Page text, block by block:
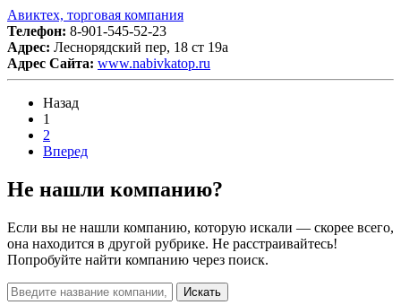
Авиктех, торговая компания
Телефон: 8-901-545-52-23
Адрес: Леснорядский пер, 18 ст 19а
Адрес Сайта: www.nabivkatop.ru
Назад
1
2
Вперед
Не нашли компанию?
Если вы не нашли компанию, которую искали — скорее всего,
она находится в другой рубрике. Не расстраивайтесь!
Попробуйте найти компанию через поиск.
Искать